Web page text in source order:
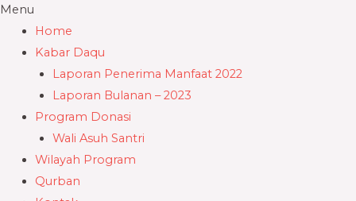
Menu
Home
Kabar Daqu
Laporan Penerima Manfaat 2022
Laporan Bulanan – 2023
Program Donasi
Wali Asuh Santri
Wilayah Program
Qurban